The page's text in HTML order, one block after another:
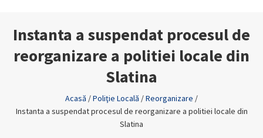
Instanta a suspendat procesul de
reorganizare a politiei locale din
Slatina
Acasă /Poliţie Locală /Reorganizare /
Instanta a suspendat procesul de reorganizare a politiei locale din
Slatina